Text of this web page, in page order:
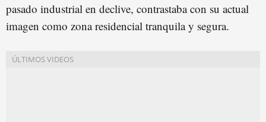
pasado industrial en declive, contrastaba con su actual
imagen como zona residencial tranquila y segura.